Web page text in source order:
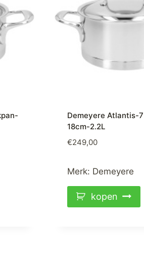
Demeyere Atlantis-
18cm-2.2L
€249,00
Merk: Demeyere
kopen